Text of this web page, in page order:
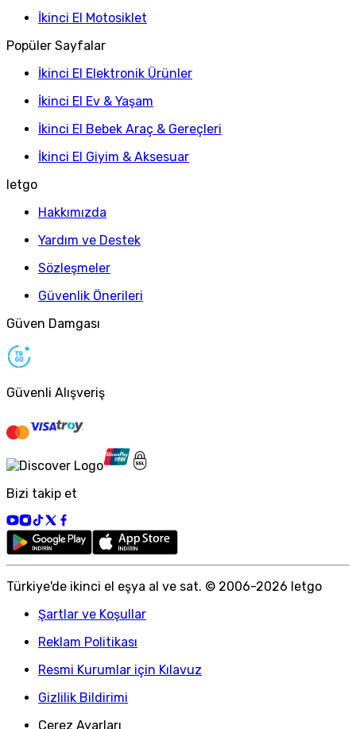
İkinci El Motosiklet
Popüler Sayfalar
İkinci El Elektronik Ürünler
İkinci El Ev & Yaşam
İkinci El Bebek Araç & Gereçleri
İkinci El Giyim & Aksesuar
letgo
Hakkımızda
Yardım ve Destek
Sözleşmeler
Güvenlik Önerileri
Güven Damgası
Güvenli Alışveriş
Bizi takip et
Türkiye'de ikinci el eşya al ve sat. © 2006-2026 letgo
Şartlar ve Koşullar
Reklam Politikası
Resmi Kurumlar için Kılavuz
Gizlilik Bildirimi
Çerez Ayarları